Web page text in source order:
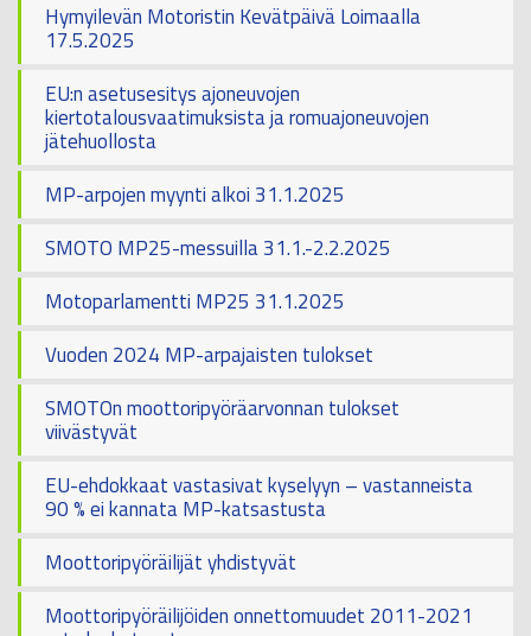
Hymyilevän Motoristin Kevätpäivä Loimaalla
17.5.2025
EU:n asetusesitys ajoneuvojen
kiertotalousvaatimuksista ja romuajoneuvojen
jätehuollosta
MP-arpojen myynti alkoi 31.1.2025
SMOTO MP25-messuilla 31.1.-2.2.2025
Motoparlamentti MP25 31.1.2025
Vuoden 2024 MP-arpajaisten tulokset
SMOTOn moottoripyöräarvonnan tulokset
viivästyvät
EU-ehdokkaat vastasivat kyselyyn – vastanneista
90 % ei kannata MP-katsastusta
Moottoripyöräilijät yhdistyvät
Moottoripyöräilijöiden onnettomuudet 2011-2021